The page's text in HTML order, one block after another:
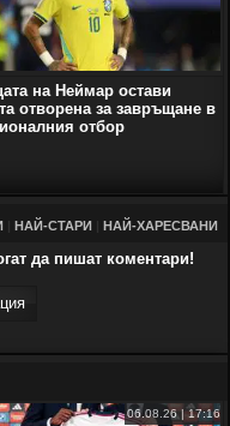
на Неймар остави
отворена за завръщане в
отбор
НАЙ-СТАРИ НАЙ-ХАРЕСВАНИ
да пишат коментари!
06.08.26 | 17:16